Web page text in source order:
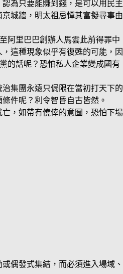
為只要能賺到錢，是可以用民主
城牆，明太祖忌憚其富擬尋事由
阿里巴巴創辦人馬雲此前得罪中
這種現象似乎有復甦的可能，因
的話呢？恐怕私人企業變成國有
集團永遠只侷限在當初打天下的
件呢？利令智昏自古皆然。
，如帶有僥倖的意圖，恐怕下場
偶發式集結，而必須進入場域、